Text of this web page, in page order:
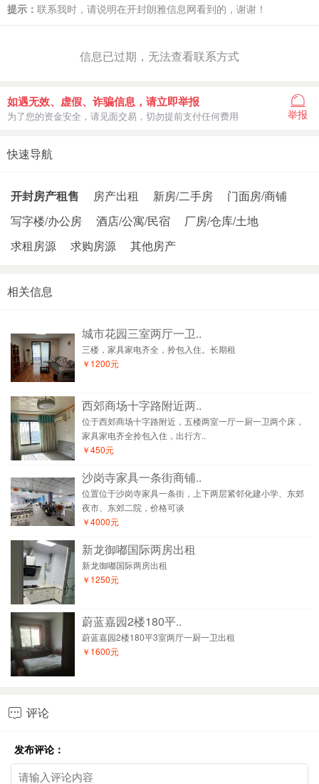
提示： 联系我时，请说明在开封朗雅信息网看到的，谢谢！
信息已过期，无法查看联系方式
如遇无效、虚假、诈骗信息，请立即举报
为了您的资金安全，请见面交易，切勿提前支付任何费用 举报
快速导航
开封房产租售 房产出租 新房/二手房
门面房/商铺
写字楼/办公房
酒店/公寓/民宿
厂房/仓库/土地
求租房源
求购房源 其他房产
相关信息
城市花园三室两厅一卫..
三楼，家具家电齐全，拎包入住。长期租
￥1200元
西郊商场十字路附近两..
位于西郊商场十字路附近，五楼两室一厅一厨一卫两个床，
家具家电齐全拎包入住，出行方..
￥450元
沙岗寺家具一条街商铺..
位置位于沙岗寺家具一条街，上下两层紧邻化建小学、东郊
夜市、东郊二院，价格可谈
￥4000元
新龙御嘟国际两房出租
新龙御嘟国际两房出租
￥1250元
蔚蓝嘉园2楼180平..
蔚蓝嘉园2楼180平3室两厅一厨一卫出租
￥1600元
 评论
发布评论：